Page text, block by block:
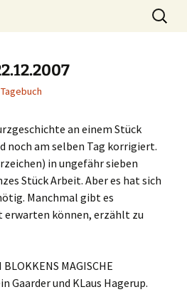
der Geschichten
Tagebuch
an einem Stück
noch am selben Tag korrigiert.
in ungefähr sieben
Stück Arbeit. Aber es hat sich
Manchmal gibt es
erwarten können, erzählt zu
MAGISCHE
Gaarder und KLaus Hagerup.